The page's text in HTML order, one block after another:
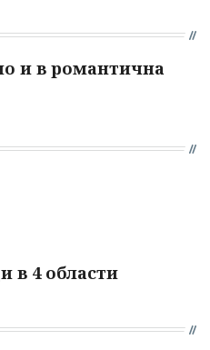
и в романтична
в 4 области